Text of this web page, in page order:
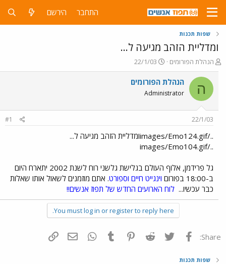
התחבר הירשם
שפות תכנות
ומדליית הזהב מגיעה ל...
פ
ו
ת
ח
ה
ש
הנהלת הפורומים
פ
ו
ר
ם
ר
ך
22/1/03
ה הנהלת הפורומים
Administrator
22/1/03
#1
../images/Emo124.gifומדליית הזהב מגיעה ל...
../images/Emo104.gif
גל פרידמן, אלוף העולם בגלישת גלשני רוח לשנת 2002 יתארח היום
ב-18:00 בפורום
וינגייט חיים וספורט. אתם מוזמנים לשאול אותו שאלות
כבר עכשיו... לוח הארועים החדש של תפוז אנשים!!
You must log in or register to reply here.
Share: פייסבוק Twitter
Reddit
Pinterest
Tumblr
WhatsAppדואר אלקטרוני
שפות תכנות